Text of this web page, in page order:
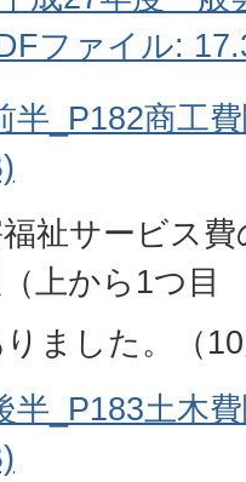
ファイル:
半_P182商工
サービス費
上から1つ目
ました。（
半_P183土木